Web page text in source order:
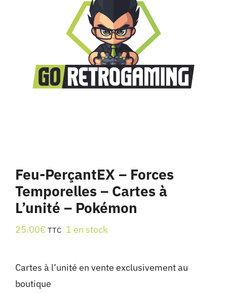
Feu-PerçantEX – Forces
Temporelles – Cartes à
L’unité – Pokémon
25.00€ TTC 1 en stock
Cartes à l’unité en vente exclusivement au
boutique